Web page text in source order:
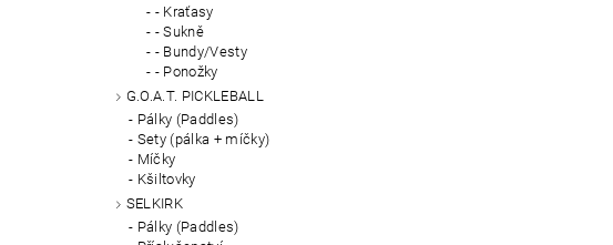
- Kraťasy
- Sukně
- Bundy/Vesty
- Ponožky
G.O.A.T. PICKLEBALL
Pálky (Paddles)
Sety (pálka + míčky)
Míčky
Kšiltovky
SELKIRK
Pálky (Paddles)